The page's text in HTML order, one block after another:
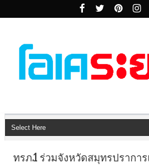
ทรภ.1 ร่วมจังหวัดสมุทรปรากา